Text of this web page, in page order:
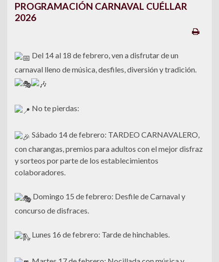
PROGRAMACIÓN CARNAVAL CUÉLLAR
2026
Del 14 al 18 de febrero, ven a disfrutar de un
carnaval lleno de música, desfiles, diversión y tradición.
No te pierdas:
Sábado 14 de febrero: TARDEO CARNAVALERO,
con charangas, premios para adultos con el mejor disfraz
y sorteos por parte de los establecimientos
colaboradores.
Domingo 15 de febrero: Desfile de Carnaval y
concurso de disfraces.
Lunes 16 de febrero: Tarde de hinchables.